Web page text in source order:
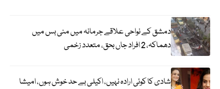
دمشق کے نواحی علاقے جرمانہ میں منی بس میں
دھماکہ، 2 افراد جاں بحق، متعدد زخمی
شادی کا کوئی ارادہ نہیں، اکیلی بے حد خوش ہوں، امیشا